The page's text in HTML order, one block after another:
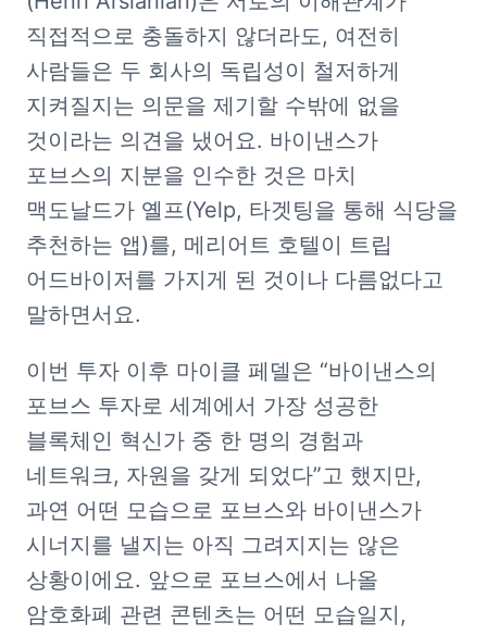
직접적으로 충돌하지 않더라도, 여전히
사람들은 두 회사의 독립성이 철저하게
지켜질지는 의문을 제기할 수밖에 없을
것이라는 의견을 냈어요. 바이낸스가
포브스의 지분을 인수한 것은 마치
맥도날드가 옐프(Yelp, 타겟팅을 통해 식당을
추천하는 앱)를, 메리어트 호텔이 트립
어드바이저를 가지게 된 것이나 다름없다고
말하면서요.
이번 투자 이후 마이클 페델은 “바이낸스의
포브스 투자로 세계에서 가장 성공한
블록체인 혁신가 중 한 명의 경험과
네트워크, 자원을 갖게 되었다”고 했지만,
과연 어떤 모습으로 포브스와 바이낸스가
시너지를 낼지는 아직 그려지지는 않은
상황이에요. 앞으로 포브스에서 나올
암호화폐 관련 콘텐츠는 어떤 모습일지,